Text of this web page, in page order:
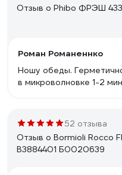
Отзыв о Phibo ФРЭШ
Роман Романеннко
Ношу обеды.
в микроволновке 1-2
52 отзыва
Отзыв о Bormioli Rocco
B3884401 Б0020639